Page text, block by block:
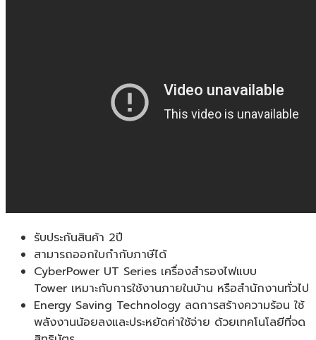
รับประกันสินค้า 2ปี
สามารถออกใบกำกับภาษีได้
CyberPower UT Series เครื่องสำรองไฟแบบ
Tower เหมาะกับการใช้งานภายในบ้าน หรือสำนักงานทั่วไป
Energy Saving Technology ลดการสร้างความร้อน ใช้
พลังงานน้อยลงและประหยัดค่าใช้จ่าย ด้วยเทคโนโลยีที่จด